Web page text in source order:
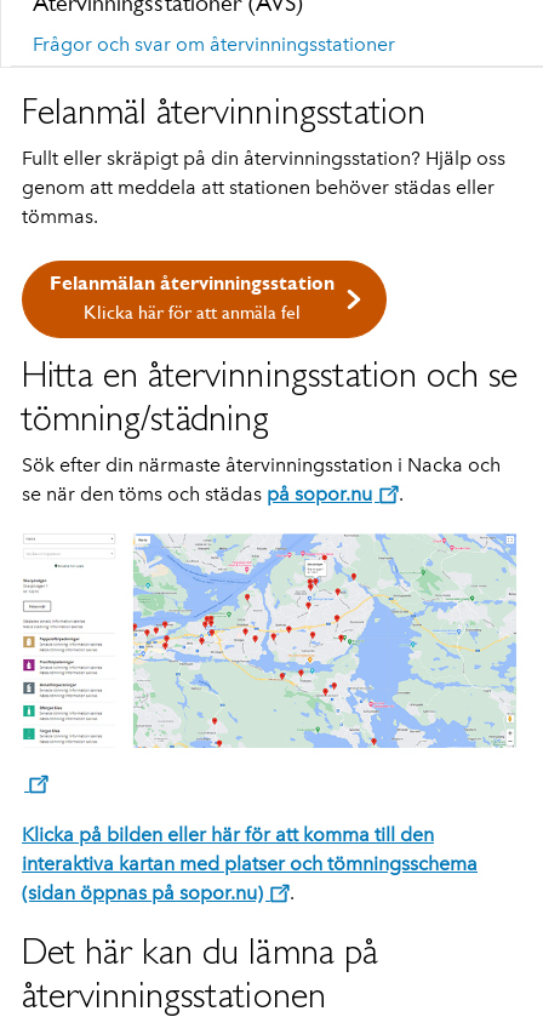
Frågor och svar om återvinningsstationer
Felanmäl återvinningsstation
Fullt eller skräpigt på din återvinningsstation? Hjälp oss
genom att meddela att stationen behöver städas eller
tömmas.
Felanmälan återvinningsstation
Klicka här för att anmäla fel
Hitta en återvinningsstation och se
tömning/städning
Sök efter din närmaste återvinningsstation i Nacka och
se när den töms och städas på sopor.nu .
Klicka på bilden eller här för att komma till den
interaktiva kartan med platser och tömningsschema
(sidan öppnas på sopor.nu)
.
Det här kan du lämna på
återvinningsstationen